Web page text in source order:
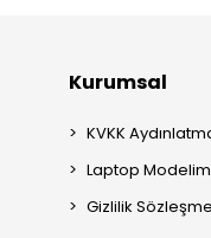
Kurumsal
KVKK
Laptop
Gizlilik